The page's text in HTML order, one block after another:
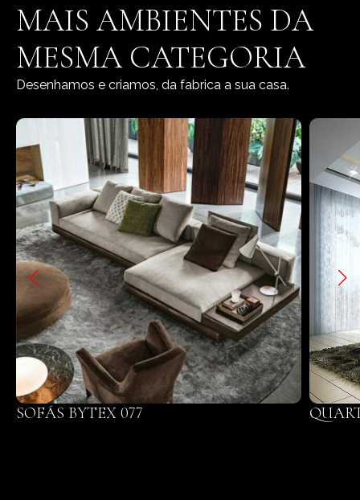
MAIS AMBIENTES DA
MESMA CATEGORIA
Desenhamos e criamos, da fabrica a sua casa.
SOFÁS BYTEX 077